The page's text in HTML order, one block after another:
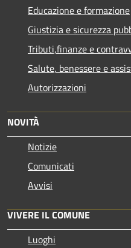
Educazione e formazione
Giustizia e sicurezza
Tributi,finanze e
Salute, benessere e
Autorizzazioni
NOVITÀ
Notizie
Comunicati
Avvisi
VIVERE IL COMUNE
Luoghi